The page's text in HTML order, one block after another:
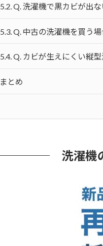
5.2.Q. 洗濯機で黒カビが出
5.3. Q. 中古の洗濯機を買う
5.4.Q. カビが生えにくい縦
まとめ
洗濯機